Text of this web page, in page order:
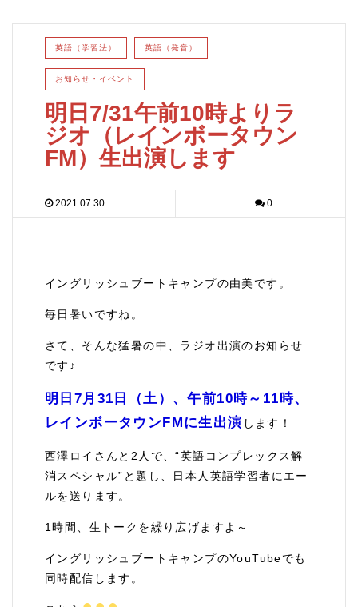
英語（学習法） 英語（発音）
お知らせ・イベント
明日7/31午前10時よりラ
ジオ（レインボータウン
FM）生出演します
2021.07.30 0
イングリッシュブートキャンプの由美です。
毎日暑いですね。
さて、そんな猛暑の中、ラジオ出演のお知らせ
です♪
明日7月31日（土）、午前10時～11時、
レインボータウンFMに生出演 します！
西澤ロイさんと2人で、“英語コンプレックス解
消スペシャル”と題し、日本人英語学習者にエー
ルを送ります。
1時間、生トークを繰り広げますよ～
イングリッシュブートキャンプのYouTubeでも
同時配信します。